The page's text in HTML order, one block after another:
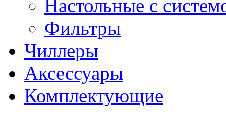
Настольные с
Фильтры
Чиллеры
Аксессуары
Комплектующие